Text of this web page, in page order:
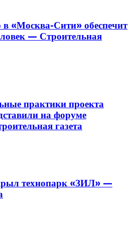
«Москва-Сити» обеспечит
— Строительная
практики проекта
на форуме
газета
технопарк «ЗИЛ» —